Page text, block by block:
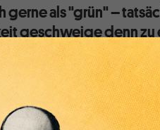
gerne als "grün" –
geschweige denn zu
ihr dennoch den
Agnes Maria Kaag
einen bezeichnenden Satz:
in großem Umfang